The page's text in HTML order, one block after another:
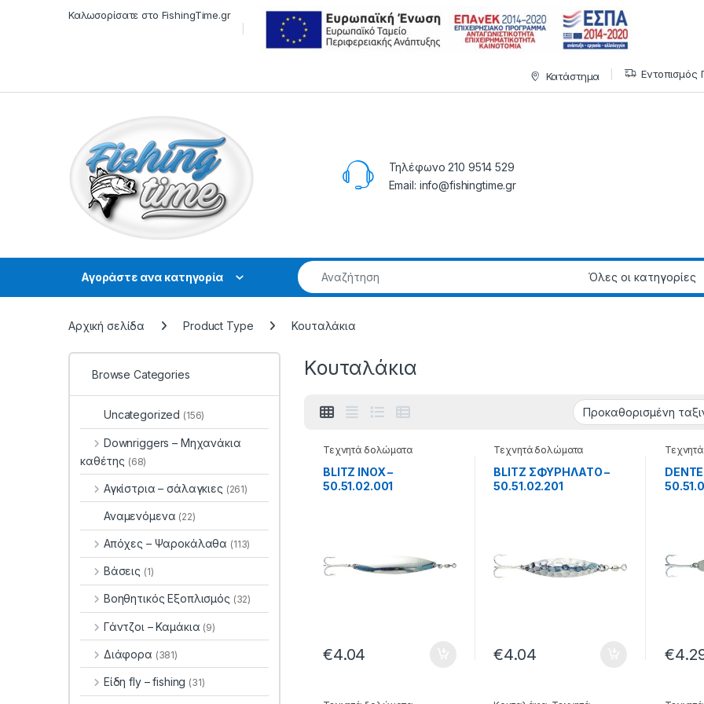
Καλωσορίσατε στο FishingTime.gr
Κατάστημα Εντοπισμός
Τηλέφωνο 210 9514 529
Email: info@fishingtime.gr
Αγοράστε ανα κατηγορία
Αρχική σελίδα Product Type Κουταλάκια
Κουταλάκια
Τεχνητά δολώματα
BLITZ INOX –
50.51.02.001
€4.04
Τεχνητά δολώματα
BLITZ ΣΦΥΡΗΛΑΤΟ –
50.51.02.201
€4.04 €
Browse Categories
Uncategorized (156)
Downriggers – Μηχανάκια
καθέτης (68)
Αγκίστρια – σάλαγκιες (261)
Αναμενόμενα (22)
Απόχες – Ψαροκάλαθα (113)
Βάσεις (1)
Βοηθητικός Εξοπλισμός (32)
Γάντζοι – Καμάκια (9)
Διάφορα (381)
Είδη fly – fishing (31)